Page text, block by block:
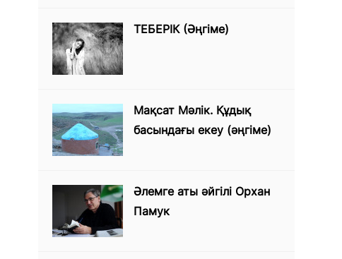
ТЕБЕРІК (Әңгіме)
Мақсат Мәлік. Құдық
басындағы екеу (әңгіме)
Әлемге аты әйгілі Орхан
Памук